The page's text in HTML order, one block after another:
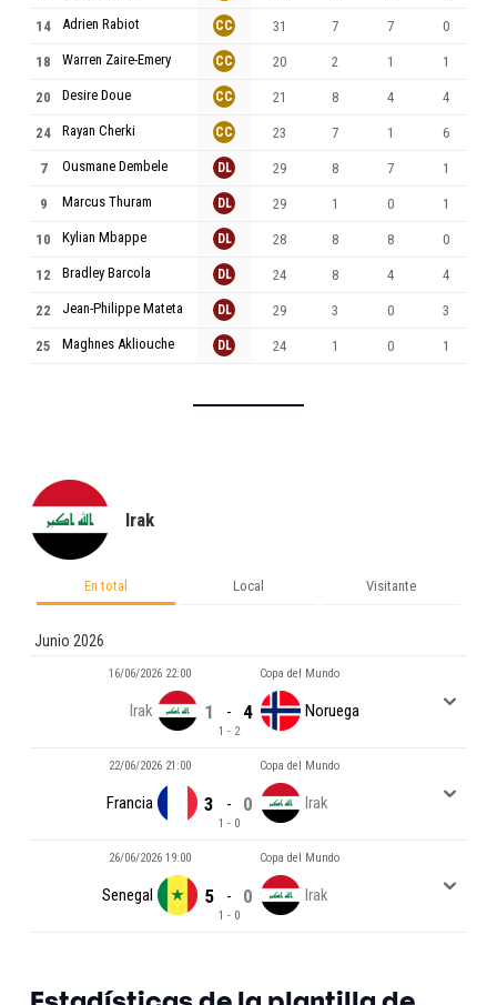
14 Adrien Rabiot
18 Warren Zaire-Emery
20 Desire Doue
24 Rayan Cherki
7 Ousmane Dembele
9 Marcus Thuram
10 Kylian Mbappe
12 Bradley Barcola
22 Jean-Philippe Mateta
25 Maghnes Akliouche
CC 31 7 7 0
CC 20 2 1 1
CC 21 8 4 4
CC 23 7 1 6
DL 29 8 7 1
DL 29 1 0 1
DL 28 8 8 0
DL 24 8 4 4
DL 29 3 0 3
DL 24 1 0 1
Irak
En total Local Visitante
Junio 2026
16/06/2026 22:00 Copa del Mundo
Irak 1 - 4
1 - 2
Noruega
22/06/2026 21:00 Copa del Mundo
Francia 3 - 0
1 - 0
Irak
26/06/2026 19:00 Copa del Mundo
Senegal 5 - 0
1 - 0
Irak